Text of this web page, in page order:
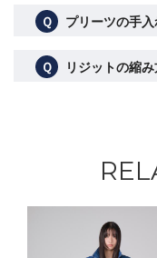
Ｑ プリーツの手
Ｑ リジットの縮